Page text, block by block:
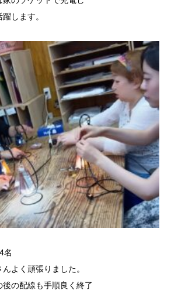
します。
名
よく頑張りました。
の配線も手順良く終了